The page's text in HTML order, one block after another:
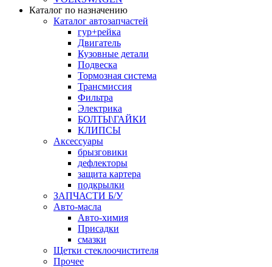
Каталог по назначению
Каталог автозапчастей
гур+рейка
Двигатель
Кузовные детали
Подвеска
Тормозная система
Трансмиссия
Фильтра
Электрика
БОЛТЫ\ГАЙКИ
КЛИПСЫ
Аксессуары
брызговики
дефлекторы
защита картера
подкрылки
ЗАПЧАСТИ Б/У
Авто-масла
Авто-химия
Присадки
смазки
Щетки стеклоочистителя
Прочее